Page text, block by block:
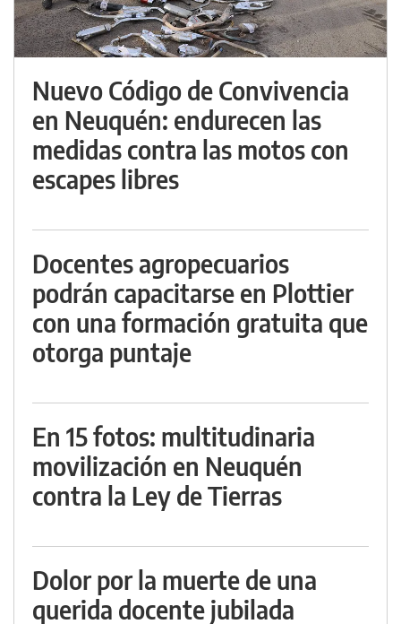
Nuevo Código de Convivencia
en Neuquén: endurecen las
medidas contra las motos con
escapes libres
Docentes agropecuarios
podrán capacitarse en Plottier
con una formación gratuita que
otorga puntaje
En 15 fotos: multitudinaria
movilización en Neuquén
contra la Ley de Tierras
Dolor por la muerte de una
querida docente jubilada